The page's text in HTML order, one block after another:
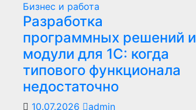
Бизнес и работа
Разработка
программных решений и
модули для 1С: когда
типового функционала
недостаточно
10.07.2026 admin